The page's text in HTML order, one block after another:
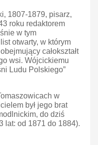
1807-1879, pisarz,
roku redaktorem
w tym
otwarty, w którym
całokształt
wsi. Wójcickiemu
Ludu Polskiego”
w
był jego brat
do dziś
lat: od 1871 do 1884).